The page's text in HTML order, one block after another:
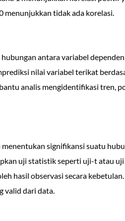
menunjukkan tidak ada korelasi.
antara variabel
nilai variabel terikat
analis mengidentifikasi tren,
signifikansi suatu
uji statistik seperti uji-t atau
hasil observasi secara
valid dari data.